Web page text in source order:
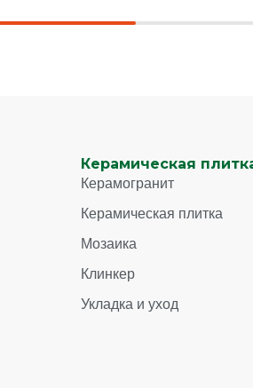
Керамическая
Керамогранит
Керамическая плитка
Мозаика
Клинкер
Укладка и уход